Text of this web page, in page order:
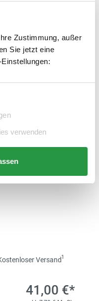
Zustimmung, außer
Sie jetzt eine
verwenden
Versand1
41,00 €*